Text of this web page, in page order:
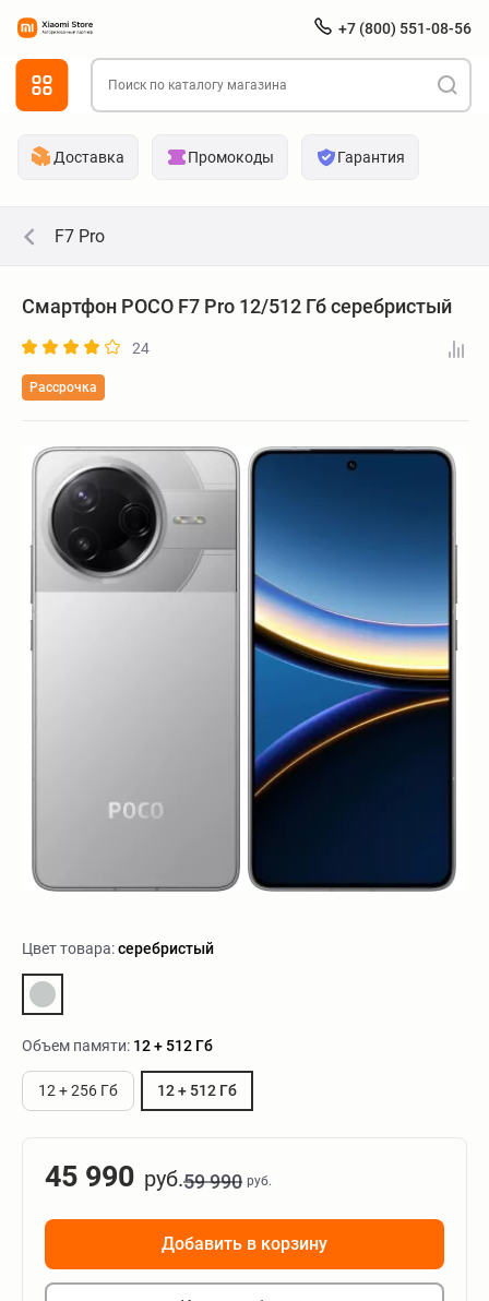
+7 (800) 551-08-56
Доставка Промокоды Гарантия
F7 Pro
Смартфон POCO F7 Pro 12/512 Гб серебристый
24
Рассрочка
Цвет товара:серебристый
Объем памяти: 12 + 512 Гб
12 + 256 Гб 12 + 512 Гб
45 990 руб.59 990 руб.
Добавить в корзину